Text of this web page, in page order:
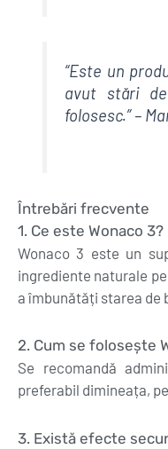
“Este un
avut stări
folosesc.” –
Întrebări frecvente
1. Ce este Wonaco 3?
Wonaco 3 este un
ingrediente naturale
a îmbunătăți starea de
2. Cum se folosește
Se recomandă
preferabil dimineața,
3. Există efecte